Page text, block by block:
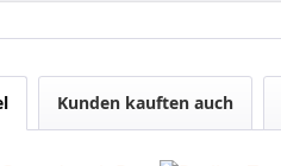
Kunden kauften auch